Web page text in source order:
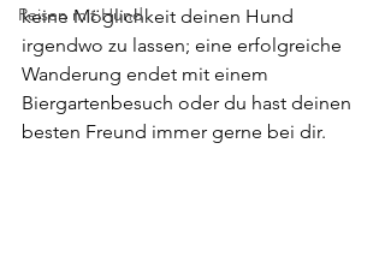
Reisen mit Hund
keine Möglichkeit deinen Hund
irgendwo zu lassen; eine erfolgreiche
Wanderung endet mit einem
Biergartenbesuch oder du hast deinen
besten Freund immer gerne bei dir.